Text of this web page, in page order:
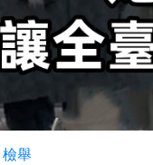
檢舉